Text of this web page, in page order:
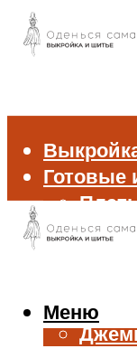
Готовые
Брюки
Жилет
Меню